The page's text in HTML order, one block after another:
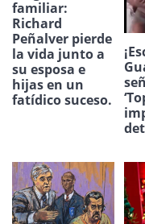
familiar:
Richard
Peñalver pierde
la vida junto a
su esposa e
hijas en un
fatídico suceso.